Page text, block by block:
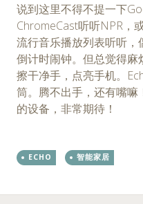
说到这里不得不提一下
ChromeCast听听NPR，
流行音乐播放列表听听，
倒计时闹钟。但总觉得
擦干净手，点亮手机。
筒。腾不出手，还有嘴
的设备，非常期待！
ECHO 智能家居